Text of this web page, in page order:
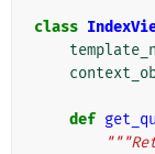
class
def